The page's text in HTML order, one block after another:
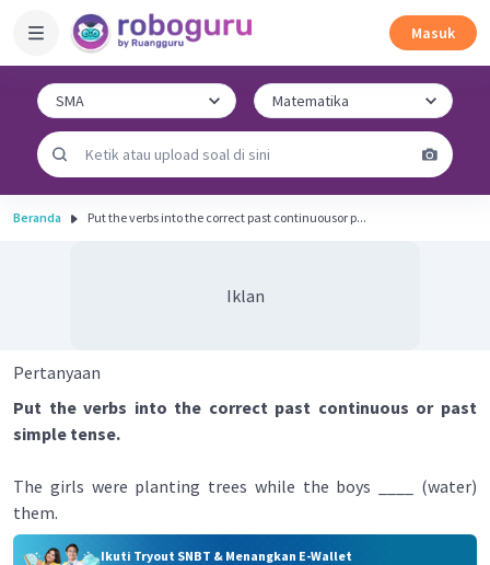
Masuk
Beranda Put the verbs into the correct past continuousor p...
Iklan
Pertanyaan
Put the verbs into the correct past continuous or past
simple tense.
The girls were planting trees while the boys ____ (water)
them.
Ikuti Tryout SNBT & Menangkan E-Wallet